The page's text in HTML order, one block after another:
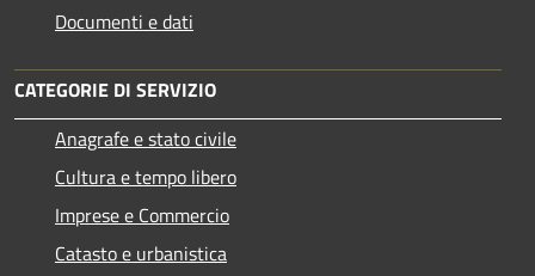
Documenti e dati
CATEGORIE DI SERVIZIO
Anagrafe e stato civile
Cultura e tempo libero
Imprese e Commercio
Catasto e urbanistica